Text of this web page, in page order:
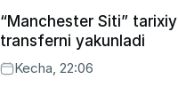
“Manchester Siti” tarixiy
transferni yakunladi
Kecha, 22:06